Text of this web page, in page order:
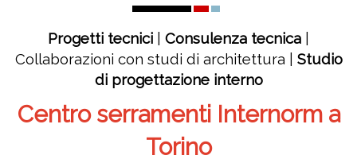
Progetti tecnici Consulenza tecnica
Collaborazioni con studi di architettura | Studio
di progettazione interno
Centro serramenti Internorm a
Torino